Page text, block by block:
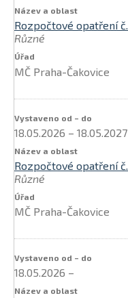
Rozpočtové opatření
Různé
MČ Praha-Čakovice
18.05.2026 – 18.05.2027
Rozpočtové opatření
Různé
MČ Praha-Čakovice
18.05.2026 –